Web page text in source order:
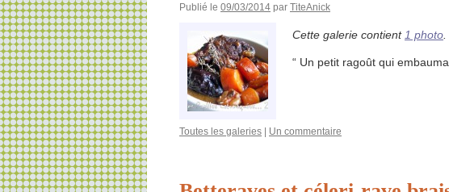
Publié le 09/03/2014 par TiteAnick
Cette galerie contient 1 photo
“ Un petit ragoût qui
Toutes les galeries Un commentaire